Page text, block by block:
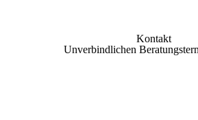
Kontakt
Unverbindlichen